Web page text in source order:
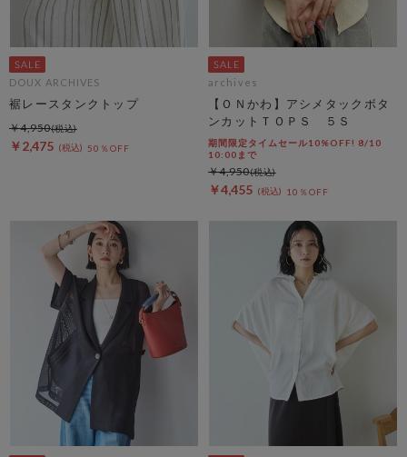
DOUX ARCHIVES
裾レースタンクトップ
￥2,475 50％OFF
￥4,950
archives
【ＯＮかわ】アシメタックボタ
ンカットＴＯＰＳ ５Ｓ
期間限定タイムセール10%OFF! 8/10
10:00まで
￥4,455 10％OFF
￥4,950